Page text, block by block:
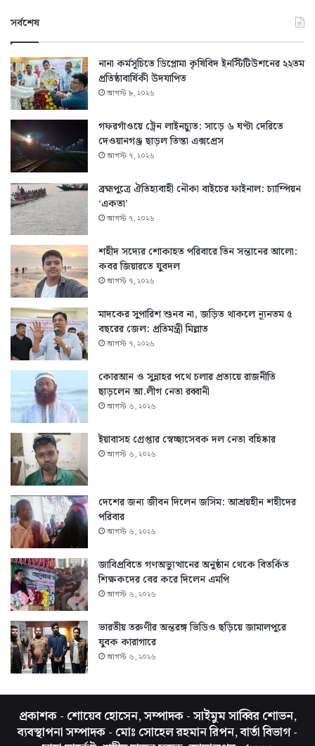
সর্বশেষ
নানা কর্মসূচিতে ডিপ্লোমা কৃষিবিদ ইনস্টিটিউশনের ২২তম
প্রতিষ্ঠাবার্ষিকী উদযাপিত
আগস্ট ৮, ২০২৬
গফরগাঁওয়ে ট্রেন লাইনচ্যুত: সাড়ে ৬ ঘণ্টা দেরিতে
দেওয়ানগঞ্জ ছাড়ল তিস্তা এক্সপ্রেস
আগস্ট ৭, ২০২৬
ব্রহ্মপুত্রে ঐতিহ্যবাহী নৌকা বাইচের ফাইনাল: চ্যাম্পিয়ন
‘একতা’
আগস্ট ৭, ২০২৬
শহীদ সদ্যের শোকাহত পরিবারে তিন সন্তানের আলো:
কবর জিয়ারতে যুবদল
আগস্ট ৭, ২০২৬
মাদকের সুপারিশ শুনব না, জড়িত থাকলে ন্যূনতম ৫
বছরের জেল: প্রতিমন্ত্রী মিল্লাত
আগস্ট ৭, ২০২৬
কোরআন ও সুন্নাহর পথে চলার প্রত্যয়ে রাজনীতি
ছাড়লেন আ.লীগ নেতা রব্বানী
আগস্ট ৬, ২০২৬
ইয়াবাসহ গ্রেপ্তার স্বেচ্ছাসেবক দল নেতা বহিষ্কার
আগস্ট ৬, ২০২৬
দেশের জন্য জীবন দিলেন জসিম: আশ্রয়হীন শহীদের
পরিবার
আগস্ট ৬, ২০২৬
জাবিপ্রবিতে গণঅভ্যুত্থানের অনুষ্ঠান থেকে বিতর্কিত
শিক্ষকদের বের করে দিলেন এমপি
আগস্ট ৬, ২০২৬
ভারতীয় তরুণীর অন্তরঙ্গ ভিডিও ছড়িয়ে জামালপুরে
যুবক কারাগারে
আগস্ট ৬, ২০২৬
প্রকাশক - শোয়েব হোসেন, সম্পাদক - সাইমুম সাব্বির শোভন,
ব্যবস্থাপনা সম্পাদক - মোঃ সোহেল রহমান রিপন, বার্তা বিভাগ -